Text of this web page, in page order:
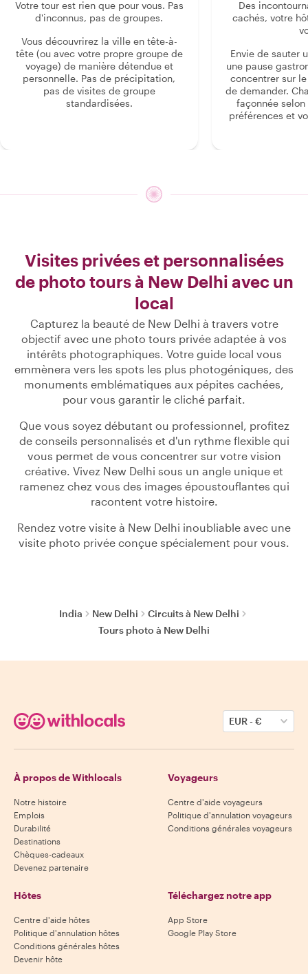
Votre tour est rien que pour vous. Pas
d'inconnus, pas de groupes.
Vous découvrirez la ville en tête-à-
tête (ou avec votre propre groupe de
voyage) de manière détendue et
personnelle. Pas de précipitation,
pas de visites de groupe
standardisées.
Des
cachés, votre
Envie de sauter
une pause
concentrer sur
de demander.
façonnée
préférences et
Visites privées et personnalisées
de photo tours à New Delhi avec un
local
Capturez la beauté de New Delhi à travers votre
objectif avec une photo tours privée adaptée à vos
intérêts photographiques. Votre guide local vous
emmènera vers les spots les plus photogéniques, des
monuments emblématiques aux pépites cachées,
pour vous garantir le cliché parfait.
Que vous soyez débutant ou professionnel, profitez
de conseils personnalisés et d'un rythme flexible qui
vous permet de vous concentrer sur votre vision
créative. Vivez New Delhi sous un angle unique et
ramenez chez vous des images époustouflantes qui
racontent votre histoire.
Rendez votre visite à New Delhi inoubliable avec une
visite photo privée conçue spécialement pour vous.
India New Delhi
Circuits à New Delhi
Tours photo à New Delhi
EUR-€
À propos de Withlocals
Notre histoire
Emplois
Durabilité
Destinations
Chèques-cadeaux
Devenez partenaire
Voyageurs
Centre d'aide voyageurs
Politique d'annulation voyageurs
Conditions générales voyageurs
Hôtes
Centre d'aide hôtes
Politique d'annulation hôtes
Conditions générales hôtes
Devenir hôte
Téléchargez notre app
App Store
Google Play Store